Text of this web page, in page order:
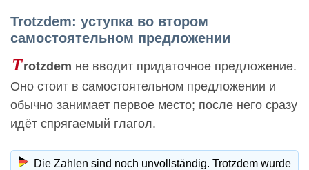
Trotzdem: уступка во втором
самостоятельном предложении
Trotzdem не вводит придаточное предложение.
Оно стоит в самостоятельном предложении и
обычно занимает первое место; после него сразу
идёт спрягаемый глагол.
Die Zahlen sind noch unvollständig. Trotzdem wurde